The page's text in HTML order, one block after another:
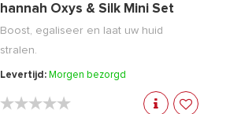
hannah Oxys & Silk Mini Set
Boost, egaliseer en laat uw huid
stralen.
Levertijd: Morgen bezorgd
★★★★★
★★★★★